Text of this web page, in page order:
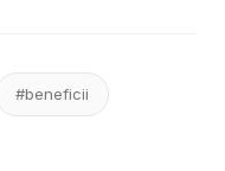
#beneficii